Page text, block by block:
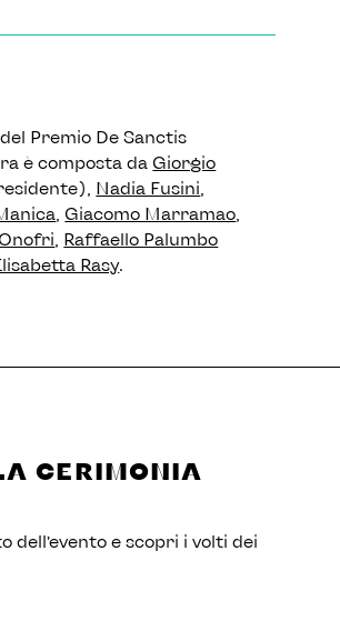
Premio De Sanctis
è composta da Giorgio
Nadia Fusini
Giacomo Marramao
Raffaello Palumbo
Rasy.
CERIMONIA
dell’evento e scopri i volti dei